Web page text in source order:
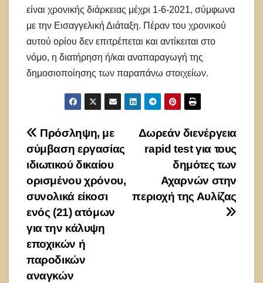
είναι χρονικής διάρκειας μέχρι 1-6-2021, σύμφωνα
με την Εισαγγελική Διάταξη. Πέραν του χρονικού
αυτού ορίου δεν επιτρέπεται και αντίκειται στο
νόμο, η διατήρηση ή/και αναπαραγωγή της
δημοσιοποίησης των παραπάνω στοιχείων.
Πλοήγηση
άρθρων
Δωρεάν διενέργεια
rapid test για τους
δημότες των
Αχαρνών στην
περιοχή της Αυλίζας
Πρόσληψη, με
σύμβαση εργασίας
ιδιωτικού δικαίου
ορισμένου χρόνου,
συνολικά είκοσι
ενός (21) ατόμων
για την κάλυψη
εποχικών ή
παροδικών
αναγκών